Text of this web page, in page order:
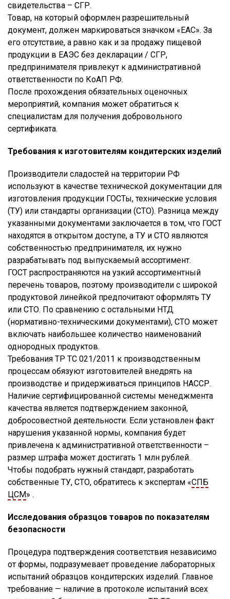
свидетельства – СГР.
Товар, на который оформлен разрешительный
документ, должен маркироваться значком «ЕАС». За
его отсутствие, а равно как и за продажу пищевой
продукции в ЕАЭС без декларации / СГР,
предпринимателя привлекут к административной
ответственности по КоАП РФ.
После прохождения обязательных оценочных
мероприятий, компания может обратиться к
специалистам для получения добровольного
сертификата.
Требования к изготовителям кондитерских изделий
Производители сладостей на территории РФ
используют в качестве технической документации для
изготовления продукции ГОСТы, технические условия
(ТУ) или стандарты организации (СТО). Разница между
указанными документами заключается в том, что ГОСТ
находятся в открытом доступе, а ТУ и СТО являются
собственностью предпринимателя, их нужно
разрабатывать под выпускаемый ассортимент.
ГОСТ распространяются на узкий ассортиментный
перечень товаров, поэтому производители с широкой
продуктовой линейкой предпочитают оформлять ТУ
или СТО. По сравнению с остальными НТД
(нормативно-техническими документами), СТО может
включать наибольшее количество наименований
однородных продуктов.
Требования ТР ТС 021/2011 к производственным
процессам обязуют изготовителей внедрять на
производстве и придерживаться принципов НАССР.
Наличие сертифицированной системы менеджмента
качества является подтверждением законной,
добросовестной деятельности. Если установлен факт
нарушения указанной нормы, компания будет
привлечена к административной ответственности –
размер штрафа может достигать 1 млн рублей.
Чтобы подобрать нужный стандарт, разработать
собственные ТУ, СТО, обратитесь к экспертам «СПБ
ЦСМ» .
Исследования образцов товаров по показателям
безопасности
Процедура подтверждения соответствия независимо
от формы, подразумевает проведение лабораторных
испытаний образцов кондитерских изделий. Главное
требование — наличие в протоколе испытаний всех